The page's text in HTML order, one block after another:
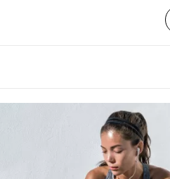
articoli sul mondo Android e Apple,